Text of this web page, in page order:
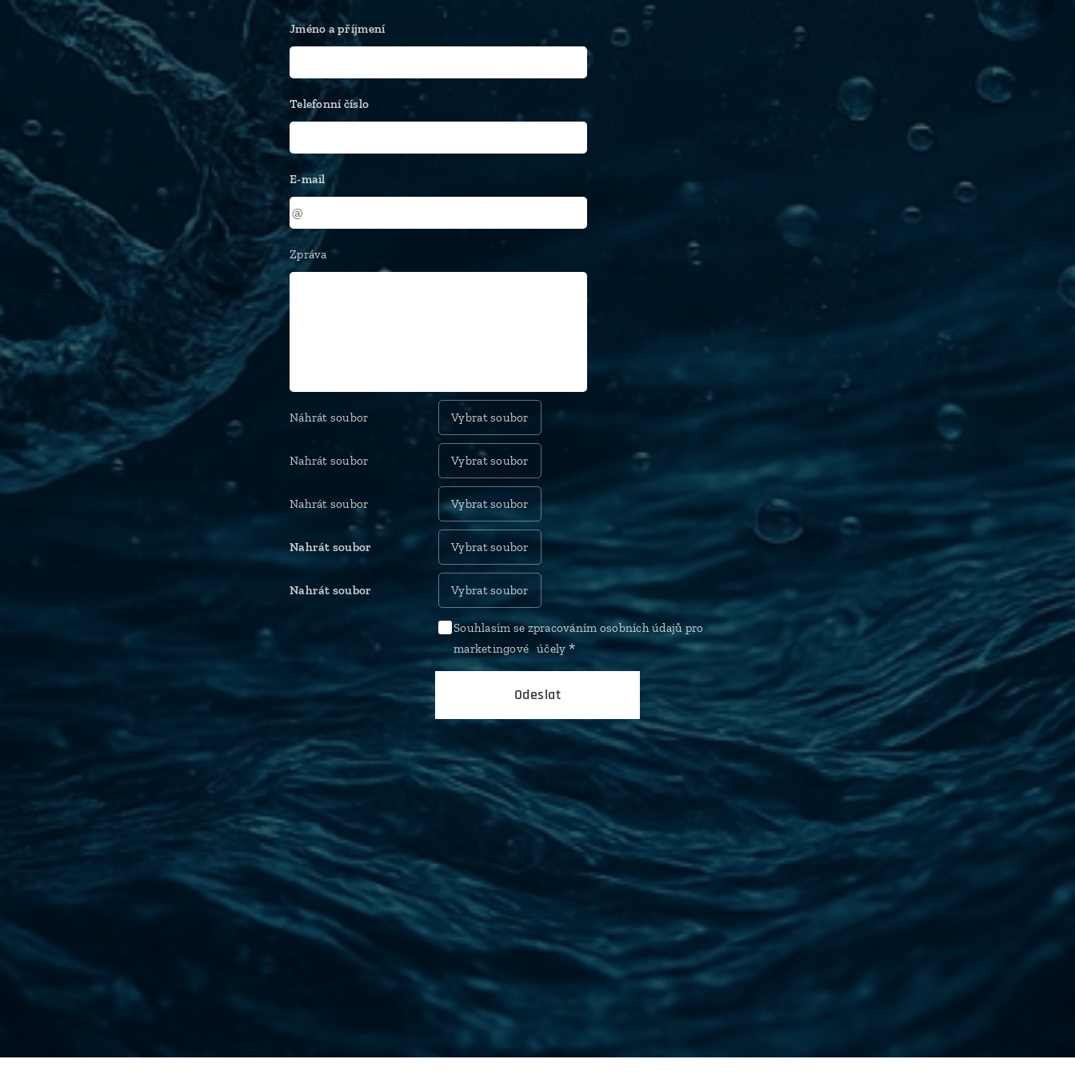
Jméno a příjmení
Telefonní číslo
E-mail
Zpráva
Náhrát soubor Vybrat soubor
Nahrát soubor Vybrat soubor
Nahrát soubor Vybrat soubor
Nahrát soubor Vybrat soubor
Nahrát soubor Vybrat soubor
Souhlasím se zpracováním osobních údajů pro
marketingové účely
Odeslat